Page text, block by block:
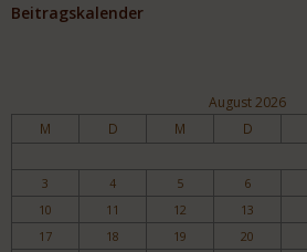
Beitragskalender
August 2026
M D M D
3
4 5 6
10
11 12 13
17
18 19 20